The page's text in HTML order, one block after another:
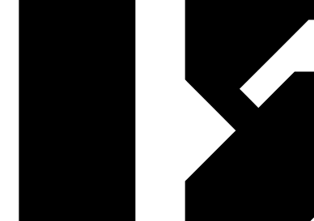
va Sloveniya